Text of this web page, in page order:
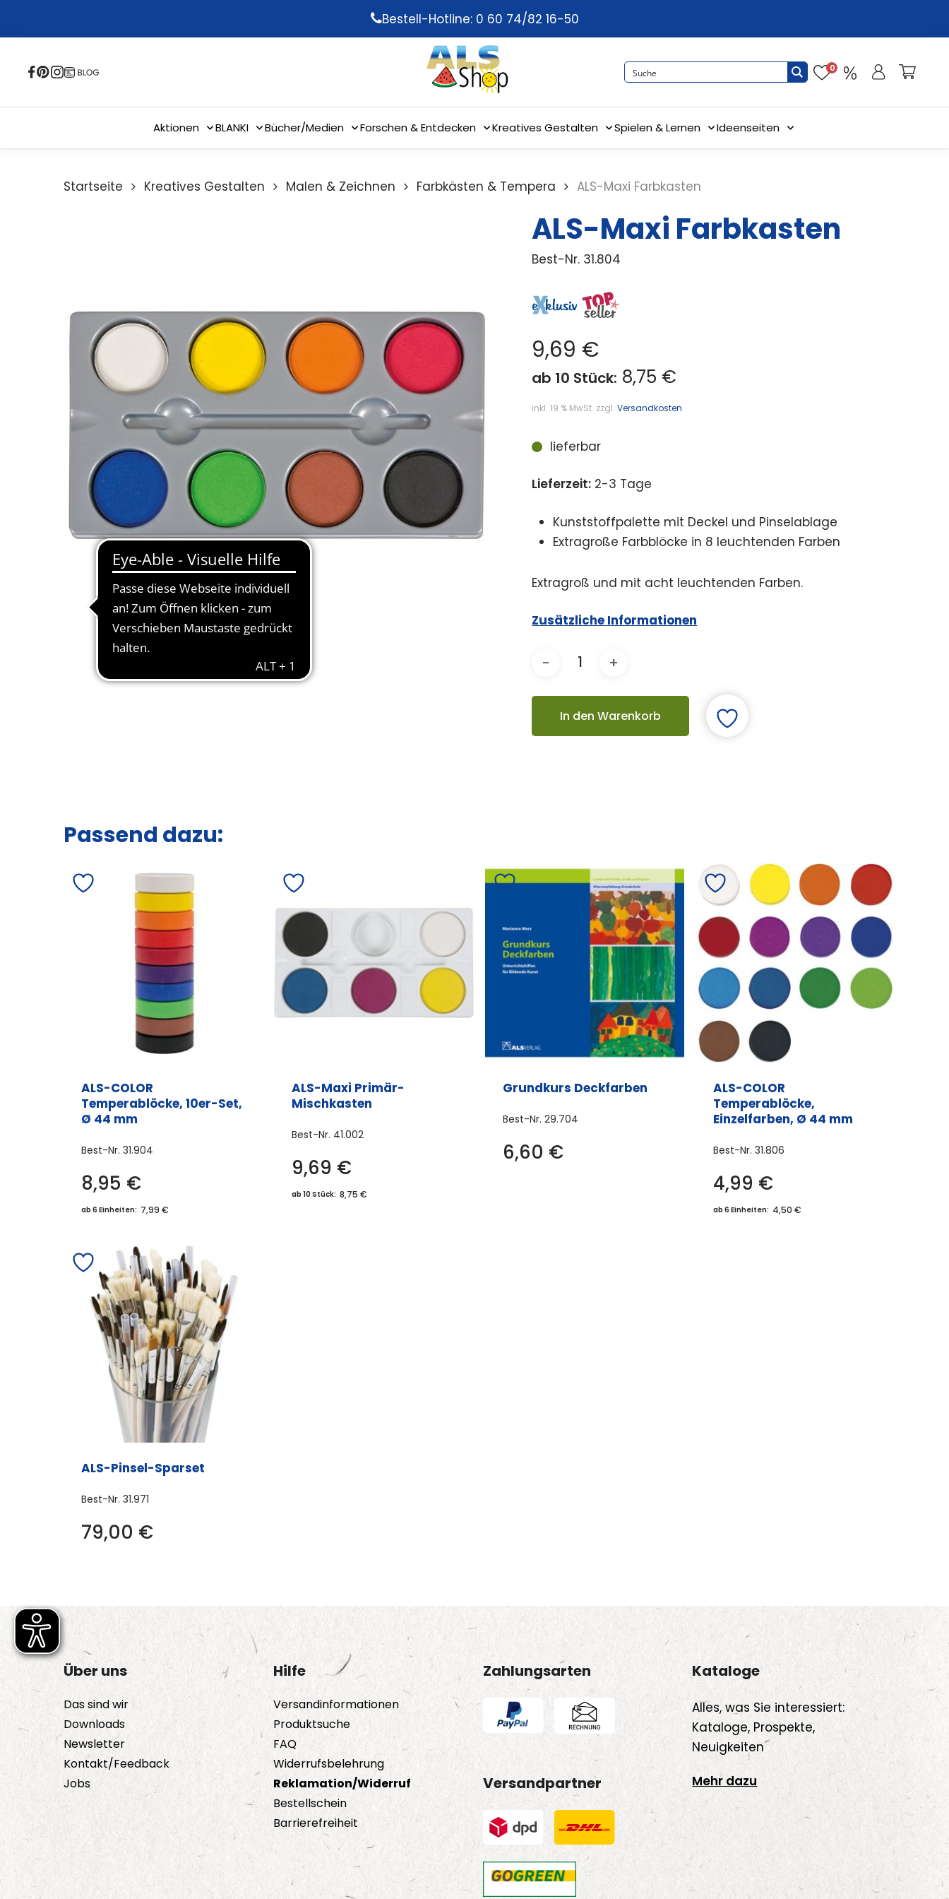
content
Bestell-Hotline: 0 60 74/82 16-50
0
Aktionen BLANKI Bücher/Medien Forschen & Entdecken Kreatives Gestalten Spielen & Lernen Ideenseiten
Startseite Kreatives Gestalten Malen & Zeichnen Farbkästen & Tempera ALS-Maxi Farbkasten
ALS-Maxi Farbkasten
Best-Nr. 31.804
9,69 €
ab 10 Stück: 8,75 €
inkl. 19 % MwSt. zzgl.Versandkosten
lieferbar
Lieferzeit: 2-3 Tage
Kunststoffpalette mit Deckel und Pinselablage
Extragroße Farbblöcke in 8 leuchtenden Farben
Extragroß und mit acht leuchtenden Farben.
Zusätzliche Informationen
In den Warenkorb
Passend dazu:
ALS-COLOR
Temperablöcke, 10er-Set,
Ø 44 mm
Best-Nr. 31.904
8,95 €
ab 6 Einheiten: 7,99 €
ALS-Maxi Primär-
Mischkasten
Best-Nr. 41.002
9,69 €
ab 10 Stück: 8,75 €
Grundkurs Deckfarben
Best-Nr. 29.704
6,60 €
ALS-COLOR
Temperablöcke,
Einzelfarben, Ø 44 mm
Best-Nr. 31.806
4,99 €
ab 6 Einheiten: 4,50 €
ALS-Pinsel-Sparset
Best-Nr. 31.971
79,00 €
Über uns
Das sind wir
Downloads
Newsletter
Kontakt/Feedback
Jobs
Hilfe
Versandinformationen
Produktsuche
FAQ
Widerrufsbelehrung
Reklamation/Widerruf
Bestellschein
Barrierefreiheit
Zahlungsarten
Versandpartner
Kataloge
Alles, was Sie interessiert:
Kataloge, Prospekte,
Neuigkeiten
Mehr dazu